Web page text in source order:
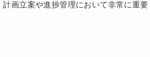
画立案や進捗管理において非常に重要